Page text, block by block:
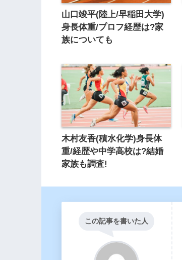
山口竣平(陸上/早稲田大学)
身長体重/プロフ経歴は?家
族についても
木村友香(積水化学)身長体
重/経歴や中学高校は?結婚
家族も調査!
この記事を書いた人